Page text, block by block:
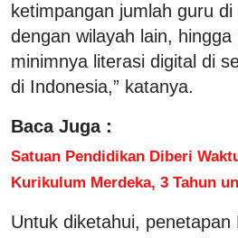
ketimpangan jumlah guru
dengan wilayah lain, hingga
minimnya literasi digital di
di Indonesia,” katanya.
Baca Juga :
Satuan Pendidikan Diberi
Kurikulum Merdeka, 3 Tahun
Untuk diketahui,